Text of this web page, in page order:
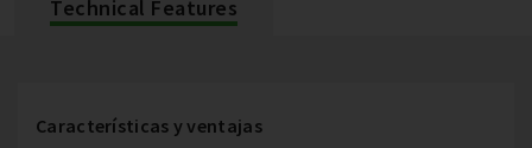
Technical Features
Características y ventajas